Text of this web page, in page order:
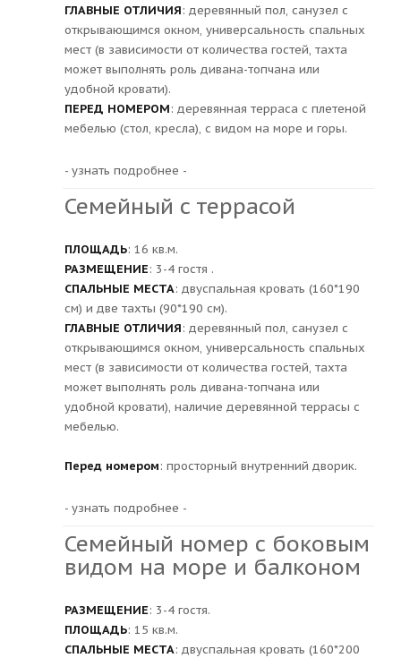
ГЛАВНЫЕ ОТЛИЧИЯ: деревянный пол, санузел с
открывающимся окном, универсальность спальных
мест (в зависимости от количества гостей, тахта
может выполнять роль дивана-топчана или
удобной кровати).
ПЕРЕД НОМЕРОМ: деревянная терраса с плетеной
мебелью (стол, кресла), с видом на море и горы.
- узнать подробнее -
Семейный с террасой
ПЛОЩАДЬ: 16 кв.м.
РАЗМЕЩЕНИЕ: 3-4 гостя .
СПАЛЬНЫЕ МЕСТА: двуспальная кровать (160*190
см) и две тахты (90*190 см).
ГЛАВНЫЕ ОТЛИЧИЯ: деревянный пол, санузел с
открывающимся окном, универсальность спальных
мест (в зависимости от количества гостей, тахта
может выполнять роль дивана-топчана или
удобной кровати), наличие деревянной террасы с
мебелью.
Перед номером: просторный внутренний дворик.
- узнать подробнее -
Семейный номер с боковым
видом на море и балконом
РАЗМЕЩЕНИЕ: 3-4 гостя.
ПЛОЩАДЬ: 15 кв.м.
СПАЛЬНЫЕ МЕСТА: двуспальная кровать (160*200